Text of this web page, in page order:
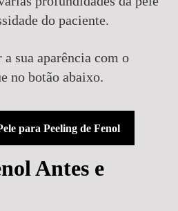
do paciente.
sua aparência com o
no botão abaixo.
para Peeling de Fenol
Antes e